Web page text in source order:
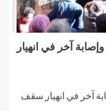
آخر في انهيار
آخر في انهيار سقف